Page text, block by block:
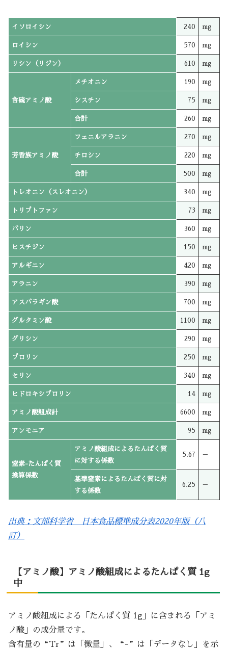
イソロイシン 240 mg
ロイシン 570 mg
リシン（リジン） 610 mg
含硫アミノ酸
メチオニン 190 mg
シスチン 75 mg
合計 260 mg
芳香族アミノ酸
フェニルアラニン 270 mg
チロシン 220 mg
合計 500 mg
トレオニン（スレオニン） 340 mg
トリプトファン 73 mg
バリン 360 mg
ヒスチジン 150 mg
アルギニン 420 mg
アラニン 390 mg
アスパラギン酸 700 mg
グルタミン酸 1100 mg
グリシン 290 mg
プロリン 250 mg
セリン 340 mg
ヒドロキシプロリン 14 mg
アミノ酸組成計 6600 mg
アンモニア 95 mg
窒素-たんぱく質
換算係数
アミノ酸組成によるたんぱく質
に対する係数
5.67 －
基準窒素によるたんぱく質に対
する係数
6.25 －
出典：文部科学省 日本食品標準成分表2020年版（八
訂）
【アミノ酸】アミノ酸組成によるたんぱく質 1g
中
アミノ酸組成による「たんぱく質 1g」に含まれる「アミ
ノ酸」の成分量です。
含有量の“Tr”は「微量」、“-”は「データなし」を示